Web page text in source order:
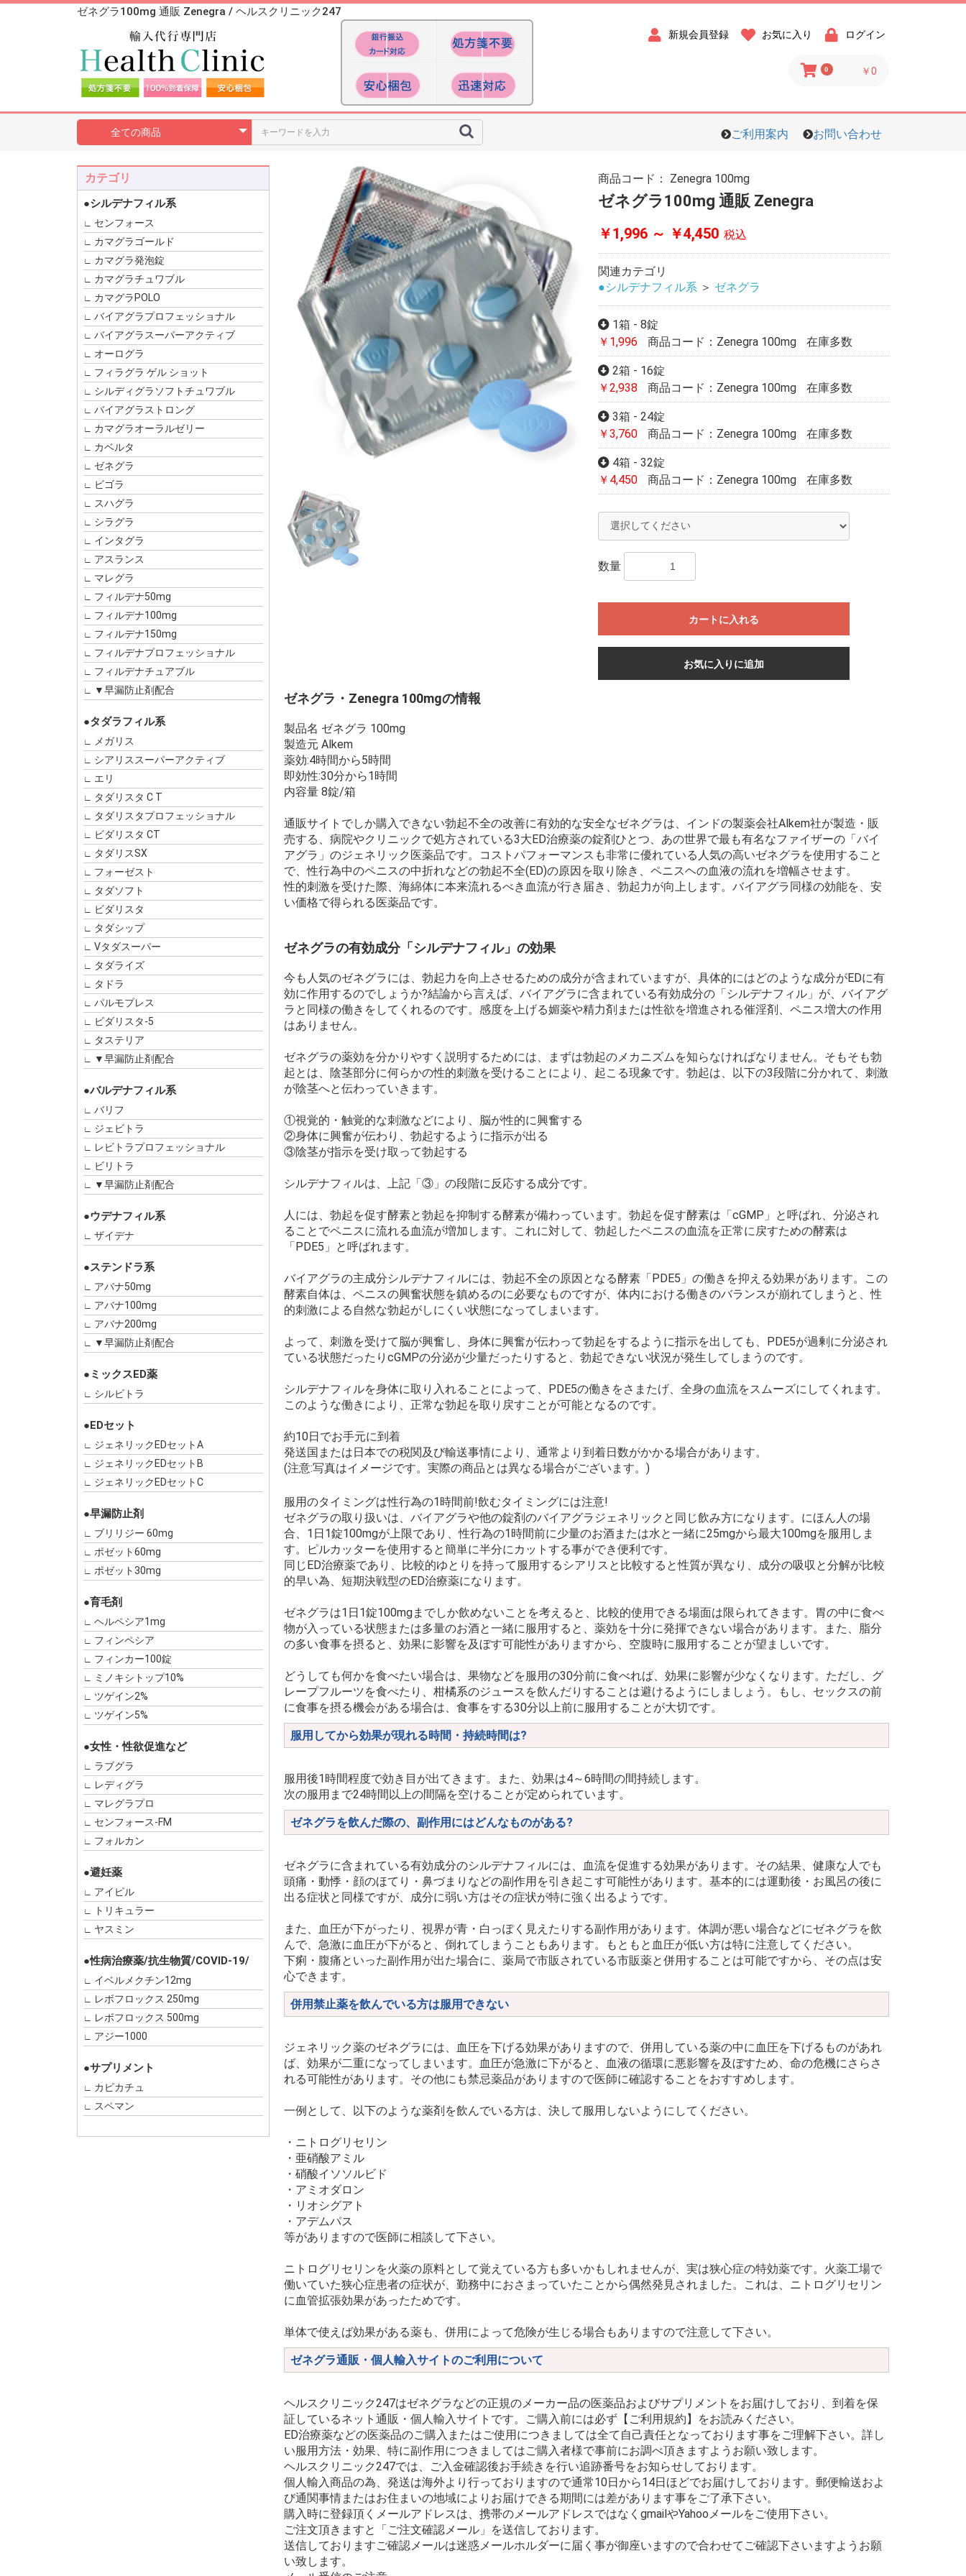
ゼネグラ100mg 通販 Zenegra / ヘルスクリニック247
新規会員登録 お気に入り ログイン
0 ￥0
ご利用案内 お問い合わせ
カテゴリ
●シルデナフィル系
センフォース
カマグラゴールド
カマグラ発泡錠
カマグラチュワブル
カマグラPOLO
バイアグラプロフェッショナル
バイアグラスーパーアクティブ
オーログラ
フィラグラ ゲル ショット
シルディグラソフトチュワブル
バイアグラストロング
カマグラオーラルゼリー
カベルタ
ゼネグラ
ビゴラ
スハグラ
シラグラ
インタグラ
アスランス
マレグラ
フィルデナ50mg
フィルデナ100mg
フィルデナ150mg
フィルデナプロフェッショナル
フィルデナチュアブル
▼早漏防止剤配合
●タダラフィル系
メガリス
シアリススーパーアクティブ
エリ
タダリスタ C T
タダリスタプロフェッショナル
ビダリスタ CT
タダリスSX
フォーゼスト
タダソフト
ビダリスタ
タダシップ
Vタダスーパー
タダライズ
タドラ
パルモプレス
ビダリスタ-5
タステリア
▼早漏防止剤配合
●バルデナフィル系
バリフ
ジェビトラ
レビトラプロフェッショナル
ビリトラ
▼早漏防止剤配合
●ウデナフィル系
ザイデナ
●ステンドラ系
アバナ50mg
アバナ100mg
アバナ200mg
▼早漏防止剤配合
●ミックスED薬
シルビトラ
●EDセット
ジェネリックEDセットA
ジェネリックEDセットB
ジェネリックEDセットC
●早漏防止剤
ブリリジー 60mg
ポゼット60mg
ポゼット30mg
●育毛剤
ヘルペシア1mg
フィンペシア
フィンカー100錠
ミノキシトップ10%
ツゲイン2%
ツゲイン5%
●女性・性欲促進など
ラブグラ
レディグラ
マレグラプロ
センフォース-FM
フォルカン
●避妊薬
アイピル
トリキュラー
ヤスミン
●性病治療薬/抗生物質/COVID-19/
イベルメクチン12mg
レボフロックス 250mg
レボフロックス 500mg
アジー1000
●サプリメント
カピカチュ
スペマン
商品コード： Zenegra 100mg
ゼネグラ100mg 通販 Zenegra
￥1,996 ～ ￥4,450 税込
関連カテゴリ
●シルデナフィル系 ＞ ゼネグラ
1箱 - 8錠
￥1,996
商品コード：Zenegra 100mg 在庫多数
2箱 - 16錠
￥2,938
商品コード：Zenegra 100mg 在庫多数
3箱 - 24錠
￥3,760
商品コード：Zenegra 100mg 在庫多数
4箱 - 32錠
￥4,450
商品コード：Zenegra 100mg 在庫多数
数量
カートに入れる
お気に入りに追加
ゼネグラ・Zenegra 100mgの情報
製品名 ゼネグラ 100mg
製造元 Alkem
薬効:4時間から5時間
即効性:30分から1時間
内容量 8錠/箱
通販サイトでしか購入できない勃起不全の改善に有効的な安全なゼネグラは、インドの製薬会社Alkem社が製造・販
売する、病院やクリニックで処方されている3大ED治療薬の錠剤ひとつ、あの世界で最も有名なファイザーの「バイ
アグラ」のジェネリック医薬品です。コストパフォーマンスも非常に優れている人気の高いゼネグラを使用すること
で、性行為中のペニスの中折れなどの勃起不全(ED)の原因を取り除き、ペニスヘの血液の流れを増幅させます。
性的刺激を受けた際、海綿体に本来流れるべき血流が行き届き、勃起力が向上します。バイアグラ同様の効能を、安
い価格で得られる医薬品です。
ゼネグラの有効成分「シルデナフィル」の効果
今も人気のゼネグラには、勃起力を向上させるための成分が含まれていますが、具体的にはどのような成分がEDに有
効に作用するのでしょうか?結論から言えば、バイアグラに含まれている有効成分の「シルデナフィル」が、バイアグ
ラと同様の働きをしてくれるのです。感度を上げる媚薬や精力剤または性欲を増進される催淫剤、ペニス増大の作用
はありません。
ゼネグラの薬効を分かりやすく説明するためには、まずは勃起のメカニズムを知らなければなりません。そもそも勃
起とは、陰茎部分に何らかの性的刺激を受けることにより、起こる現象です。勃起は、以下の3段階に分かれて、刺激
が陰茎へと伝わっていきます。
①視覚的・触覚的な刺激などにより、脳が性的に興奮する
②身体に興奮が伝わり、勃起するように指示が出る
③陰茎が指示を受け取って勃起する
シルデナフィルは、上記「③」の段階に反応する成分です。
人には、勃起を促す酵素と勃起を抑制する酵素が備わっています。勃起を促す酵素は「cGMP」と呼ばれ、分泌され
ることでペニスに流れる血流が増加します。これに対して、勃起したペニスの血流を正常に戻すための酵素は
「PDE5」と呼ばれます。
バイアグラの主成分シルデナフィルには、勃起不全の原因となる酵素「PDE5」の働きを抑える効果があります。この
酵素自体は、ペニスの興奮状態を鎮めるのに必要なものですが、体内における働きのバランスが崩れてしまうと、性
的刺激による自然な勃起がしにくい状態になってしまいます。
よって、刺激を受けて脳が興奮し、身体に興奮が伝わって勃起をするように指示を出しても、PDE5が過剰に分泌され
ている状態だったりcGMPの分泌が少量だったりすると、勃起できない状況が発生してしまうのです。
シルデナフィルを身体に取り入れることによって、PDE5の働きをさまたげ、全身の血流をスムーズにしてくれます。
このような働きにより、正常な勃起を取り戻すことが可能となるのです。
約10日でお手元に到着
発送国または日本での税関及び輸送事情により、通常より到着日数がかかる場合があります。
(注意:写真はイメージです。実際の商品とは異なる場合がございます。)
服用のタイミングは性行為の1時間前!飲むタイミングには注意!
ゼネグラの取り扱いは、バイアグラや他の錠剤のバイアグラジェネリックと同じ飲み方になります。にほん人の場
合、1日1錠100mgが上限であり、性行為の1時間前に少量のお酒または水と一緒に25mgから最大100mgを服用しま
す。ピルカッターを使用すると簡単に半分にカットする事ができ便利です。
同じED治療薬であり、比較的ゆとりを持って服用するシアリスと比較すると性質が異なり、成分の吸収と分解が比較
的早い為、短期決戦型のED治療薬になります。
ゼネグラは1日1錠100mgまでしか飲めないことを考えると、比較的使用できる場面は限られてきます。胃の中に食べ
物が入っている状態または多量のお酒と一緒に服用すると、薬効を十分に発揮できない場合があります。また、脂分
の多い食事を摂ると、効果に影響を及ぼす可能性がありますから、空腹時に服用することが望ましいです。
どうしても何かを食べたい場合は、果物などを服用の30分前に食べれば、効果に影響が少なくなります。ただし、グ
レープフルーツを食べたり、柑橘系のジュースを飲んだりすることは避けるようにしましょう。もし、セックスの前
に食事を摂る機会がある場合は、食事をする30分以上前に服用することが大切です。
服用してから効果が現れる時間・持続時間は?
服用後1時間程度で効き目が出てきます。また、効果は4～6時間の間持続します。
次の服用まで24時間以上の間隔を空けることが定められています。
ゼネグラを飲んだ際の、副作用にはどんなものがある?
ゼネグラに含まれている有効成分のシルデナフィルには、血流を促進する効果があります。その結果、健康な人でも
頭痛・動悸・顔のほてり・鼻づまりなどの副作用を引き起こす可能性があります。基本的には運動後・お風呂の後に
出る症状と同様ですが、成分に弱い方はその症状が特に強く出るようです。
また、血圧が下がったり、視界が青・白っぽく見えたりする副作用があります。体調が悪い場合などにゼネグラを飲
んで、急激に血圧が下がると、倒れてしまうこともあります。もともと血圧が低い方は特に注意してください。
下痢・腹痛といった副作用が出た場合に、薬局で市販されている市販薬と併用することは可能ですから、その点は安
心できます。
併用禁止薬を飲んでいる方は服用できない
ジェネリック薬のゼネグラには、血圧を下げる効果がありますので、併用している薬の中に血圧を下げるものがあれ
ば、効果が二重になってしまいます。血圧が急激に下がると、血液の循環に悪影響を及ぼすため、命の危機にさらさ
れる可能性があります。その他にも禁忌薬品がありますので医師に確認することをおすすめします。
一例として、以下のような薬剤を飲んでいる方は、決して服用しないようにしてください。
・ニトログリセリン
・亜硝酸アミル
・硝酸イソソルビド
・アミオダロン
・リオシグアト
・アデムパス
等がありますので医師に相談して下さい。
ニトログリセリンを火薬の原料として覚えている方も多いかもしれませんが、実は狭心症の特効薬です。火薬工場で
働いていた狭心症患者の症状が、勤務中におさまっていたことから偶然発見されました。これは、ニトログリセリン
に血管拡張効果があったためです。
単体で使えば効果がある薬も、併用によって危険が生じる場合もありますので注意して下さい。
ゼネグラ通販・個人輸入サイトのご利用について
ヘルスクリニック247はゼネグラなどの正規のメーカー品の医薬品およびサプリメントをお届けしており、到着を保
証しているネット通販・個人輸入サイトです。ご購入前には必ず【ご利用規約】をお読みください。
ED治療薬などの医薬品のご購入またはご使用につきましては全て自己責任となっております事をご理解下さい。詳し
い服用方法・効果、特に副作用につきましてはご購入者様で事前にお調べ頂きますようお願い致します。
ヘルスクリニック247では、ご入金確認後お手続きを行い追跡番号をお知らせしております。
個人輸入商品の為、発送は海外より行っておりますので通常10日から14日ほどでお届けしております。郵便輸送およ
び通関事情またはお住まいの地域によりお届けできる期間には差があります事をご了承下さい。
購入時に登録頂くメールアドレスは、携帯のメールアドレスではなくgmailやYahooメールをご使用下さい。
ご注文頂きますと「ご注文確認メール」を送信しております。
送信しておりますご確認メールは迷惑メールホルダーに届く事が御座いますので合わせてご確認下さいますようお願
い致します。